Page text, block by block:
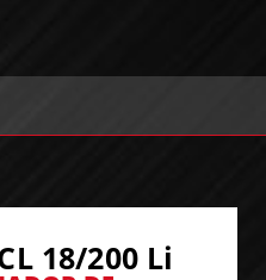
18/200 Li